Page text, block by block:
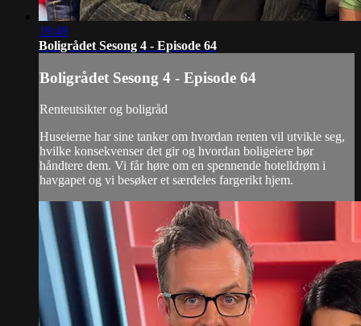
19:49
Boligrådet Sesong 4 - Episode 64
Boligrådet Sesong 4 - Episode 64
Renteutsikter og boligråd
Huseierne har sine tanker om hvordan renten vil utvikle seg,
hvilke konsekvenser det gir og hvordan boligeiere bør
håndtere dem. Vi får høre om en spennende hotelldrøm i
havgapet og vi besøker et særdeles fargerikt hjem.